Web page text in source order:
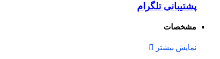
پشتیبانی تلگرام
مشخصات
نمایش بیشتر